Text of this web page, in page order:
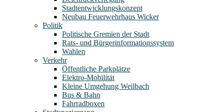
Stadtentwicklungskonzept
Neubau Feuerwehrhaus Wicker
Politik
Politische Gremien der Stadt
Rats- und Bürgerinformationssystem
Wahlen
Verkehr
Öffentliche Parkplätze
Elektro-Mobilität
Kleine Umgehung Weilbach
Bus & Bahn
Fahrradboxen